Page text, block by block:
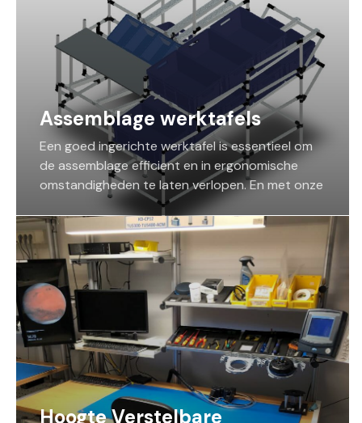
Assemblage werktafels
Een goed ingerichte werktafel is essentieel om
de assemblage efficient en in ergonomische
omstandigheden te laten verlopen. En met onze
modulaire systemen is een aanpassing of
uitbreiding voor een nieuw product eenvoudig.
En er zijn tal van accessoires zoals
gereedschapsborden, pc en monitorsteunen,
geintegreerde flow rekken ed om uw werktafel
volledig te personaliseren
Vergeet zeker de ESD-veilige varianten niet.
Toch niet gevonden wat je zoekt tussen onze
standaardoplossingen, dan bouwen we op maat
met ons modulair constructiesysteem.
Hoogte Verstelbare